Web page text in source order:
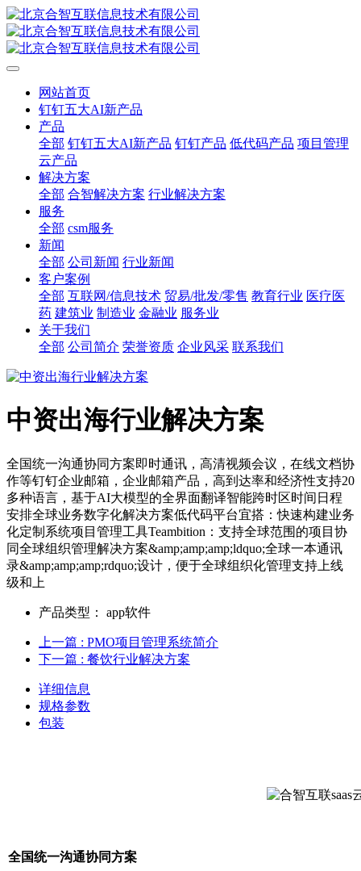
网站首页
钉钉五大AI新产品
产品
全部 钉钉五大AI新产品 钉钉产品 低代码产品 项目管理
云产品
解决方案
全部 合智解决方案 行业解决方案
服务
全部 csm服务
新闻
全部 公司新闻 行业新闻
客户案例
全部 互联网/信息技术 贸易/批发/零售 教育行业 医疗医
药 建筑业 制造业 金融业 服务业
关于我们
全部 公司简介 荣誉资质 企业风采 联系我们
中资出海行业解决方案
全国统一沟通协同方案即时通讯，高清视频会议，在线文档协
作等钉钉企业邮箱，企业邮箱产品，高到达率和经济性支持20
多种语言，基于AI大模型的全界面翻译智能跨时区时间日程
安排全球业务数字化解决方案低代码平台宜搭：快速构建业务
化定制系统项目管理工具Teambition：支持全球范围的项目协
同全球组织管理解决方案&amp;amp;amp;ldquo;全球一本通讯
录&amp;amp;amp;rdquo;设计，便于全球组织化管理支持上线
级和上
产品类型： app软件
上一篇 : PMO项目管理系统简介
下一篇 : 餐饮行业解决方案
详细信息
规格参数
包装
全国统一沟通协同方案